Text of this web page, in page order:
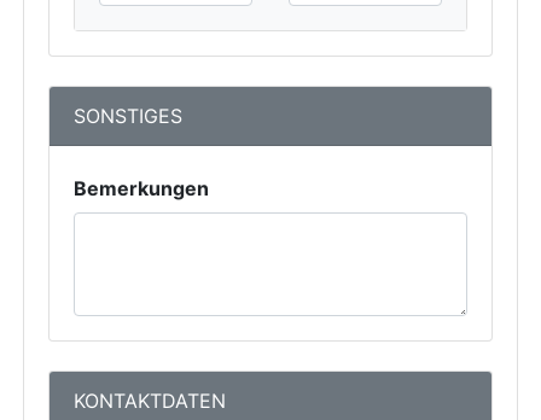
SONSTIGES
Bemerkungen
KONTAKTDATEN